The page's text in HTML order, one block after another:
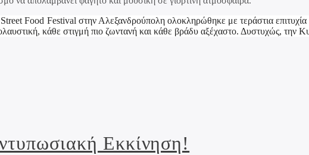
Food Festival στην Αλεξανδρούπολη ολοκληρώθηκε με τεράστια
κάθε στιγμή πιο ζωντανή και κάθε βράδυ αξέχαστο. Δυστυχώς,
Εκκίνηση!